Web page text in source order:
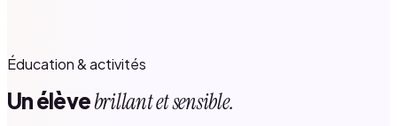
Éducation & activités
Un élèvebrillant et sensible.